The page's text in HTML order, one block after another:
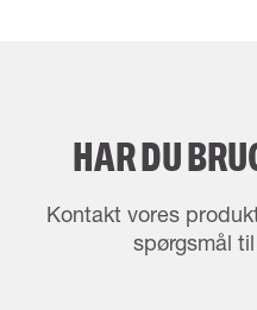
HAR DU
Kontakt vores
spørgsmål